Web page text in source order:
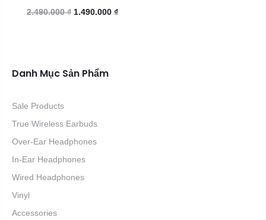
2.490.000₫ Giá
1.490.000 ₫Giá
Danh Mục Sản Phẩm
Sale Products
True Wireless Earbuds
Over-Ear Headphones
In-Ear Headphones
Wired Headphones
Vinyl
Accessories